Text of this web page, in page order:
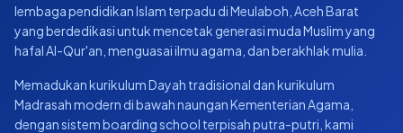
lembaga pendidikan Islam terpadu di Meulaboh, Aceh Barat
yang berdedikasi untuk mencetak generasi muda Muslim yang
hafal Al-Qur'an, menguasai ilmu agama, dan berakhlak mulia.
Memadukan kurikulum Dayah tradisional dan kurikulum
Madrasah modern di bawah naungan Kementerian Agama,
dengan sistem boarding school terpisah putra-putri, kami